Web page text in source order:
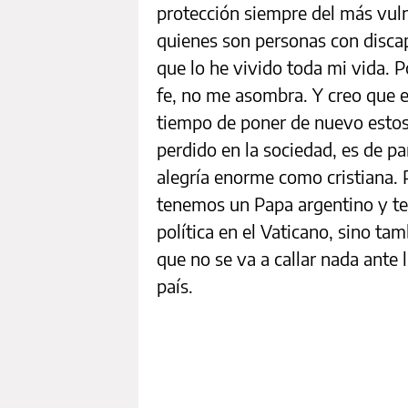
protección siempre del más
quienes son personas con
que lo he vivido toda mi vida.
fe, no me asombra. Y creo que
tiempo de poner de nuevo
perdido en la sociedad, es de
alegría enorme como cristiana.
tenemos un Papa argentino y
política en el Vaticano, sino
que no se va a callar nada
país.